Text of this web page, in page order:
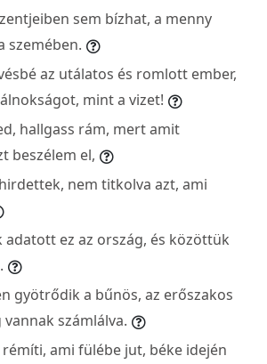
sem bízhat, a menny
szemében.
az utálatos és romlott ember,
mint a vizet!
hallgass rám, mert amit
beszélem el,
nem titkolva azt, ami
adatott ez az ország, és közöttük
gyötrődik a bűnös, az erőszakos
számlálva.
ami fülébe jut, béke idején